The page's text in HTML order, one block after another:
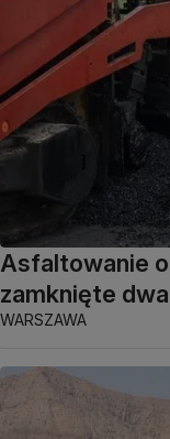
Asfaltowanie
zamknięte
WARSZAWA